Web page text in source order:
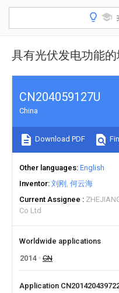
具有光伏发电功能
CN204059127U
China
Download PDF
Other languages English
Inventor 刘刚 何云海
Current Assignee
Co Ltd
Worldwide applications
2014
CN
Application